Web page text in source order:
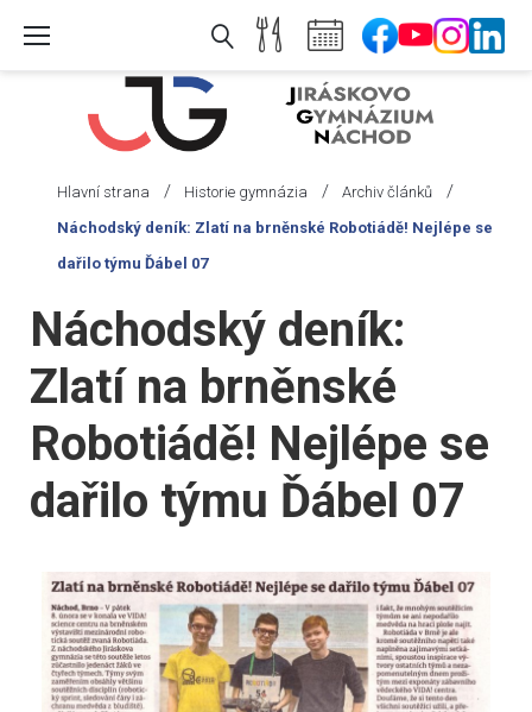
Hlavní strana / Historie gymnázia / Archiv článků /
Náchodský deník: Zlatí na brněnské Robotiádě! Nejlépe se
dařilo týmu Ďábel 07
Náchodský deník:
Zlatí na brněnské
Robotiádě! Nejlépe se
dařilo týmu Ďábel 07